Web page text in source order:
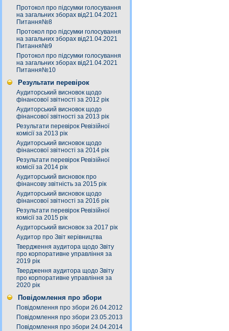
Протокол про підсумки голосування
на загальних зборах від21.04.2021
Питання№8
Протокол про підсумки голосування
на загальних зборах від21.04.2021
Питання№9
Протокол про підсумки голосування
на загальних зборах від21.04.2021
Питання№10
Результати перевірок
Аудиторський висновок щодо
фінансової звітності за 2012 рік
Аудиторський висновок щодо
фінансової звітності за 2013 рік
Результати перевірок Ревізійної
комісії за 2013 рік
Аудиторський висновок щодо
фінансової звітності за 2014 рік
Результати перевірок Ревізійної
комісії за 2014 рік
Аудиторський висновок про
фінансову звітність за 2015 рік
Аудиторський висновок щодо
фінансової звітності за 2016 рік
Результати перевірок Ревізійної
комісії за 2015 рік
Аудиторський висновок за 2017 рік
Аудитор про Звіт керівництва
Твердження аудитора щодо Звіту
про корпоративне управління за
2019 рік
Твердження аудитора щодо Звіту
про корпоративне управління за
2020 рік
Повідомлення про збори
Повідомлення про збори 26.04.2012
Повідомлення про збори 23.05.2013
Повідомлення про збори 24.04.2014